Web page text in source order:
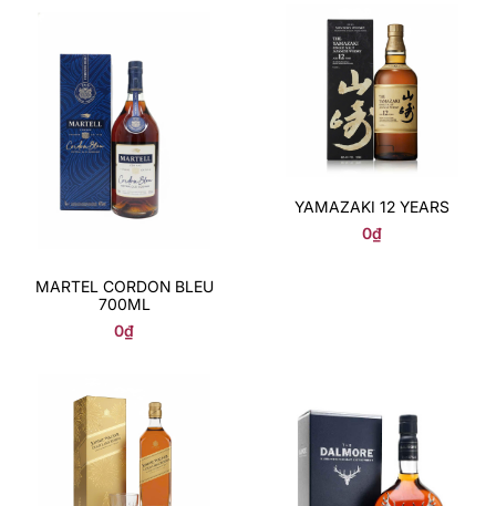
MARTEL CORDON BLEU
700ML
0₫
YAMAZAKI 12 YEARS
0₫